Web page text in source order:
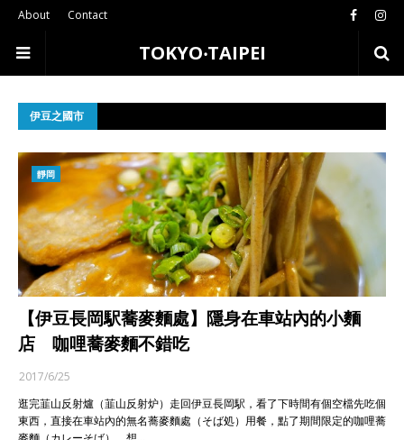
About Contact
TOKYO‧TAIPEI
伊豆之國市
靜岡
【伊豆長岡駅蕎麥麵處】隱身在車站內的小麵
店 咖哩蕎麥麵不錯吃
2017/6/25
逛完韮山反射爐（韮山反射炉）走回伊豆長岡駅，看了下時間有個空檔先吃個
東西，直接在車站內的無名蕎麥麵處（そば処）用餐，點了期間限定的咖哩蕎